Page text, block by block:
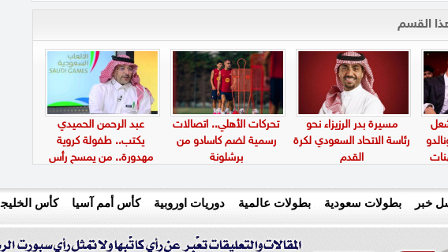
القسم
مسيرة بدر الرزيزاء نحو
رئاسة الاتحاد السعودي لكرة
القدم
تحركات الأهلي.. اتصالات
رسمية لضم كاسادو من
برشلونة
عبد الرحمن الحميدي
يكتب.. طفولة كروية
مهدورة.. من يمسح رأس
مستقبلها؟
خبر بطولات سعودية بطولات عالمية دوريات اوروبية كأس أمم آسيا كأس الخليج